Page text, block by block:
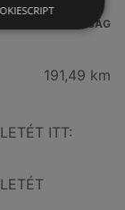
TÁVOLSÁG
191,49 km
ITT: